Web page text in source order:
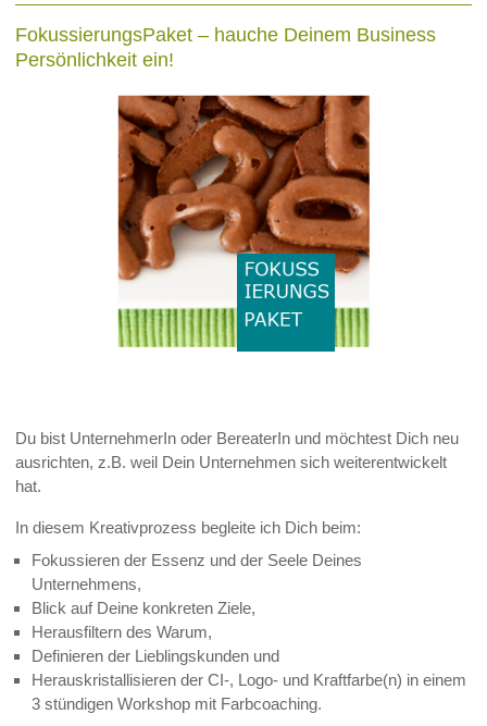
FokussierungsPaket – hauche Deinem Business
Persönlichkeit ein!
Du bist UnternehmerIn oder BereaterIn und möchtest Dich neu
ausrichten, z.B. weil Dein Unternehmen sich weiterentwickelt
hat.
In diesem Kreativprozess begleite ich Dich beim:
Fokussieren der Essenz und der Seele Deines
Unternehmens,
Blick auf Deine konkreten Ziele,
Herausfiltern des Warum,
Definieren der Lieblingskunden und
Herauskristallisieren der CI-, Logo- und Kraftfarbe(n) in einem
3 stündigen Workshop mit Farbcoaching.